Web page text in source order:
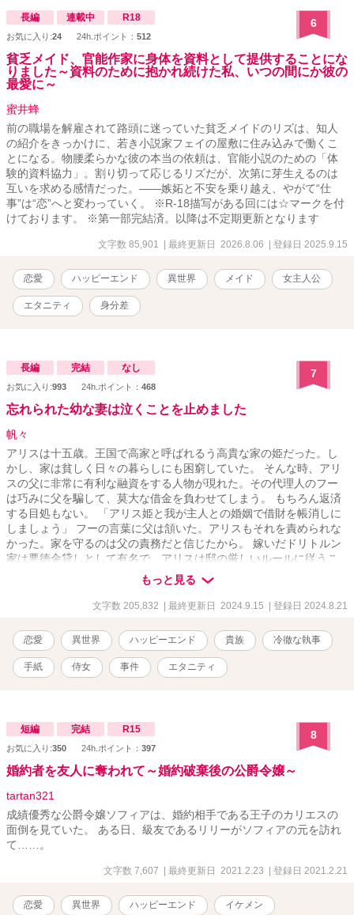
長編 連載中 R18
お気に入り:24 24h.ポイント： 512
6
貧乏メイド、官能作家に身体を資料として提供することにな
りました～資料のために抱かれ続けた私、いつの間にか彼の
最愛に～
蜜井蜂
前の職場を解雇されて路頭に迷っていた貧乏メイドのリズは、知人
の紹介をきっかけに、若き小説家フェイの屋敷に住み込みで働くこ
とになる。物腰柔らかな彼の本当の依頼は、官能小説のための「体
験的資料協力」。割り切って応じるリズだが、次第に芽生えるのは
互いを求める感情だった。――嫉妬と不安を乗り越え、やがて“仕
事”は“恋”へと変わっていく。 ※R-18描写がある回には☆マークを付
けております。 ※第一部完結済。以降は不定期更新となります
文字数 85,901 | 最終更新日 2026.8.06 | 登録日 2025.9.15
恋愛 ハッピーエンド 異世界 メイド 女主人公
エタニティ 身分差
長編 完結 なし
お気に入り:993 24h.ポイント： 468
7
忘れられた幼な妻は泣くことを止めました
帆々
アリスは十五歳。王国で高家と呼ばれるう高貴な家の姫だった。し
かし、家は貧しく日々の暮らしにも困窮していた。 そんな時、アリ
スの父に非常に有利な融資をする人物が現れた。その代理人のフー
は巧みに父を騙して、莫大な借金を負わせてしまう。 もちろん返済
する目処もない。 「アリス姫と我が主人との婚姻で借財を帳消しに
しましょう」 フーの言葉に父は頷いた。アリスもそれを責められな
かった。家を守るのは父の責務だと信じたから。 嫁いだドリトルン
家は悪徳金貸しとして有名で、アリスは邸の厳しいルールに従うこ
とになる。フーは彼女を監視し自由を許さない。そんな中、夫の愛
人が邸に迎え入れることを知る。彼女は庭の隅の離れ住まいを強い
られているのに。アリスは嘆き悲しむが、フーに強く諌められてう
くないお暮らしも保証しましょう」 そういう経緯を仲良しのはとこ
に打ち明けた。晩餐に招かれ、久しぶりに心の落ち着く時間を過ご
した。その席にははとこ夫妻の友人のロエルもいて、彼女に彼の掘
った珍しい鉱石を見せてくれた。しかし迎えに現れたフーが、和や
ルに縛られ、アリスは外出もままならない。 それから五年の月日が
流れ、ひょんなことからロエルに再会することになった。金髪の端
正な紳士の彼は、彼女に問いかけた。 「お幸せですか？」 アリスは
それに答えられずにそのまま別れた。しかし、その言葉が彼の優し
＿。 世間知らずの高貴な姫とやや強引な公爵家の子息のじれじれな
ラブストーリーです。 古風な恋愛物語をお好きな方にお読みいただ
けますと幸いです。 ハッピーエンドを心がけております。読後感の
いい物語を努めます。 ※小説家になろう様にも投稿させていただい
もっと見る
文字数 205,832 | 最終更新日 2024.9.15 | 登録日 2024.8.21
恋愛 異世界 ハッピーエンド 貴族 冷徹な執事
手紙 侍女 事件 エタニティ
短編 完結 R15
お気に入り:350 24h.ポイント： 397
8
婚約者を友人に奪われて～婚約破棄後の公爵令嬢～
tartan321
成績優秀な公爵令嬢ソフィアは、婚約相手である王子のカリエスの
面倒を見ていた。 ある日、級友であるリリーがソフィアの元を訪れ
て……。
文字数 7,607 | 最終更新日 2021.2.23 | 登録日 2021.2.21
恋愛 異世界 ハッピーエンド イケメン